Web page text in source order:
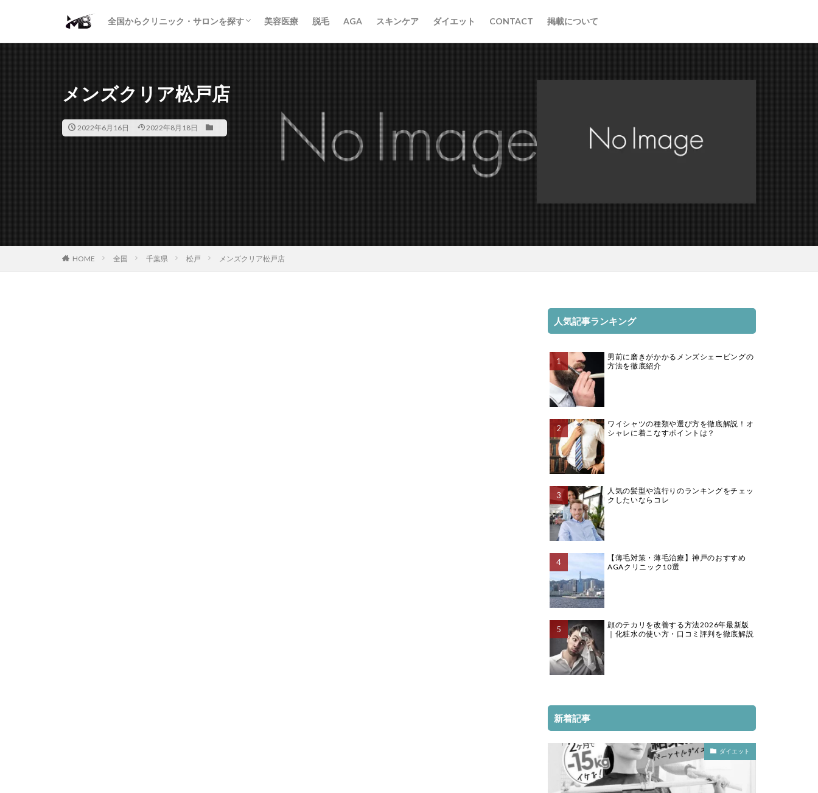
全国からクリニック・サロンを探す
二重・まぶた
鼻の形
小顔・輪郭
痩身・医療ダイエット
肌の悩み・スキンケア
わきが・多汗症
AGA
包茎・ED
医療脱毛
脱毛サロン
パーソナルジム
美容医療 脱毛 AGA スキンケア ダイエット CONTACT 掲載について
メンズクリア松戸店
2022年6月16日 2022年8月18日
HOME 全国 千葉県 松戸 メンズクリア松戸店
人気記事ランキング
男前に磨きがかかるメンズシェービングの
方法を徹底紹介
ワイシャツの種類や選び方を徹底解説！オ
シャレに着こなすポイントは？
人気の髪型や流行りのランキングをチェッ
クしたいならコレ
【薄毛対策・薄毛治療】神戸のおすすめ
AGAクリニック10選
顔のテカリを改善する方法2026年最新版
｜化粧水の使い方・口コミ評判を徹底解説
新着記事
ダイエット